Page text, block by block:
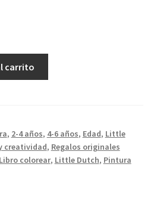
carrito
, 2-4 años, 4-6 años, Edad, Little
creatividad, Regalos originales
Libro colorear, Little Dutch, Pintura